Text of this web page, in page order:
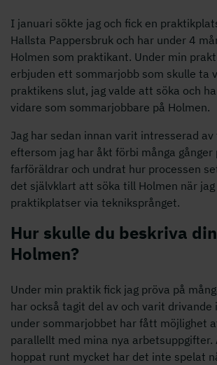
I januari sökte jag och fick en
Hallsta Pappersbruk och har under 4
Holmen som praktikant. Under min
erbjuden ett sommarjobb som skulle ta
praktikens slut, jag valde att söka och
vidare som sommarjobbare på Holmen.
Jag har sedan innan varit intresserad av
eftersom jag har åkt förbi många gånger
farföräldrar och undrat hur processen
det självklart att söka till Holmen när
praktikplatser via tekniksprånget.
Hur skulle du beskriva
Holmen?
Under min praktik fick jag pröva på
har också tagit del av och varit drivande
under sommarjobbet har fått möjlighet
parallellt med mina nya arbetsuppgifter.
hoppat runt mycket har det inte spelat